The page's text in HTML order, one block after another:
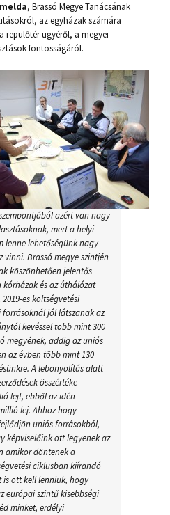
, Brassó Megye Tanácsának
az egyházak számára
ügyéről, a megyei
fontosságáról.
azért van nagy
mert a helyi
lenne lehetőségünk nagy
vinni. Brassó megye szintjén
köszönhetően jelentős
kórházak és az úthálózat
es költségvetési
forrásoknál jól látszanak az
kevéssel több mint 300
megyének, addig az uniós
az évben több mint 130
A lebonyolítás alatt
összértéke
lejt, ebből az idén
lej. Ahhoz hogy
uniós forrásokból,
képviselőink ott legyenek az
amikor döntenek a
ciklusban kiírandó
is ott kell lenniük, hogy
európai szintű kisebbségi
minket, erdélyi